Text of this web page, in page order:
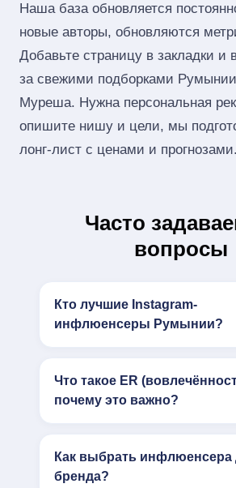
Наша база обновляется
новые авторы, обновляются
Добавьте страницу в закладки и
за свежими подборками
Муреша. Нужна персональная
опишите нишу и цели, мы
лонг‑лист с ценами и прогнозами.
Часто
вопросы
Кто лучшие Instagram-
инфлюенсеры Румынии?
Что такое ER
почему это важно?
Как выбрать инфлюенсера
бренда?